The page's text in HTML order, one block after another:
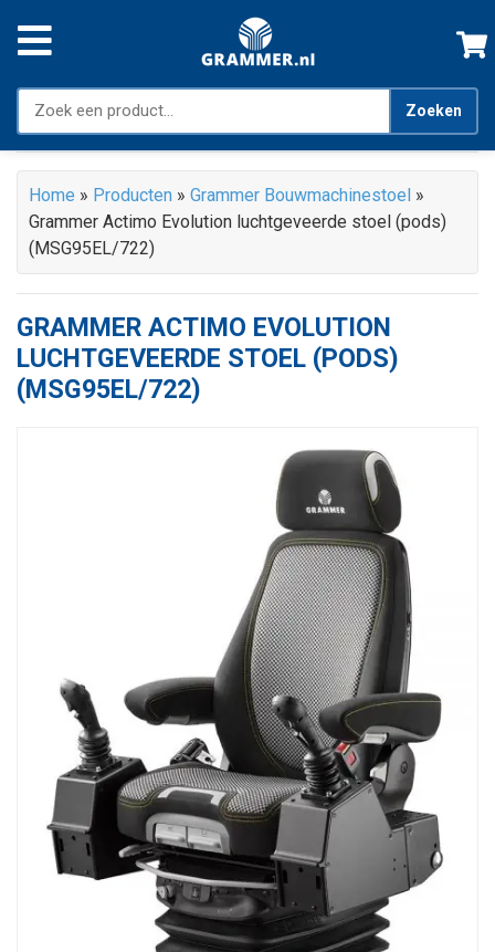
Zoeken
Home » Producten » Grammer Bouwmachinestoel »
Grammer Actimo Evolution luchtgeveerde stoel (pods)
(MSG95EL/722)
GRAMMER ACTIMO EVOLUTION
LUCHTGEVEERDE STOEL (PODS)
(MSG95EL/722)